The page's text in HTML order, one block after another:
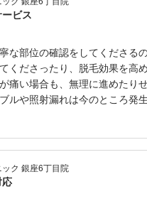
ビス
な部位の確認をしてくださる
くださったり、脱毛効果を高
痛い場合も、無理に進めたり
ルや照射漏れは今のところ発
ク 銀座6丁目院